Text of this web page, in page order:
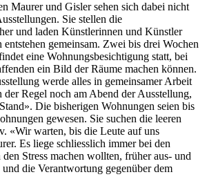
Maurer und Gisler sehen sich dabei nicht
Sie stellen die
und laden Künstlerinnen und Künstler
gemeinsam. Zwei bis drei Wochen
eine Wohnungsbesichtigung statt, bei
ein Bild der Räume machen können.
werde alles in gemeinsamer Arbeit
der Regel noch am Abend der Ausstellung,
Die bisherigen Wohnungen seien bis
gewesen. Sie suchen die leeren
«Wir warten, bis die Leute auf uns
Es liege schliesslich immer bei den
Stress machen wollten, früher aus- und
die Verantwortung gegenüber dem